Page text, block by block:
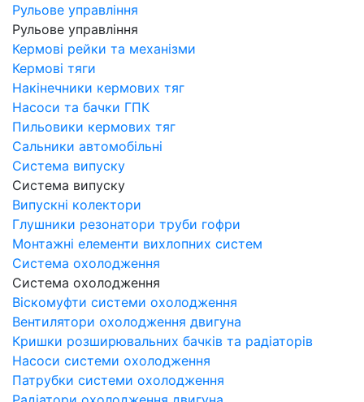
Рульове управління
Рульове управління
Кермові рейки та механізми
Кермові тяги
Накінечники кермових тяг
Насоси та бачки ГПК
Пильовики кермових тяг
Сальники автомобільні
Система випуску
Система випуску
Випускні колектори
Глушники резонатори труби гофри
Монтажні елементи вихлопних систем
Система охолодження
Система охолодження
Віскомуфти системи охолодження
Вентилятори охолодження двигуна
Кришки розширювальних бачків та радіаторів
Насоси системи охолодження
Патрубки системи охолодження